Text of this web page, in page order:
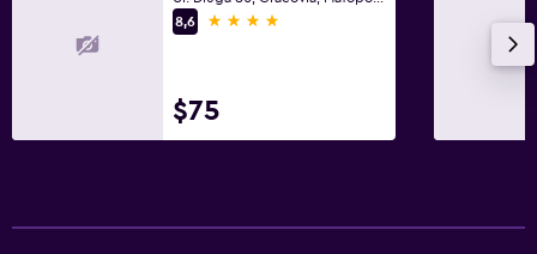
Fax/fotocopiadora
Escritorio
8,6
4 estrellas
$75